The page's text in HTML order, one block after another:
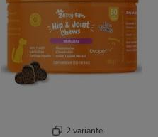
2 variante